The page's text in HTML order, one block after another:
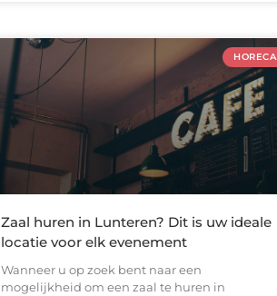
HORECA
Zaal huren in Lunteren? Dit is uw ideale
locatie voor elk evenement
Wanneer u op zoek bent naar een
mogelijkheid om een zaal te huren in